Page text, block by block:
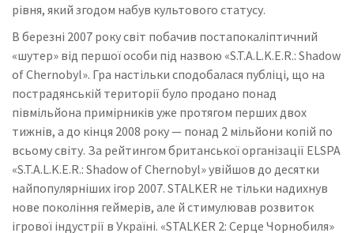
рівня, який згодом набув культового статусу.
В березні 2007 року світ побачив постапокаліптичний
«шутер» від першої особи під назвою «S.T.A.L.K.E.R.: Shadow
of Chernobyl». Гра настільки сподобалася публіці, що на
пострадянській території було продано понад
півмільйона примірників уже протягом перших двох
тижнів, а до кінця 2008 року — понад 2 мільйони копій по
всьому світу. За рейтингом британської організації ELSPA
«S.T.A.L.K.E.R.: Shadow of Chernobyl» увійшов до десятки
найпопулярніших ігор 2007. STALKER не тільки надихнув
нове покоління геймерів, але й стимулював розвиток
ігрової індустрії в Україні. «STALKER 2: Серце Чорнобиля»